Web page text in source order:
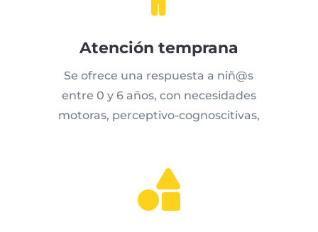
Atención temprana
Se ofrece una respuesta a niñ@s
entre 0 y 6 años, con necesidades
motoras, perceptivo-cognoscitivas,
